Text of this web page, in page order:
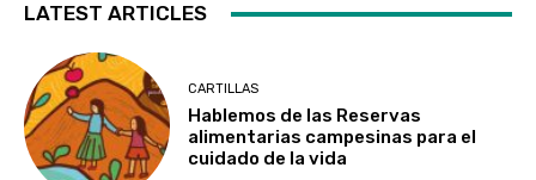
LATEST ARTICLES
CARTILLAS
Hablemos de las Reservas
alimentarias campesinas para el
cuidado de la vida